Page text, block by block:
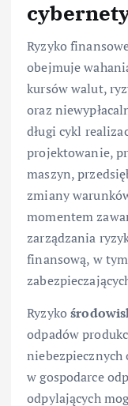
Ryzyko
obejmuje
kursów walut,
oraz
długi cykl
projektowanie,
maszyn,
zmiany
momentem
zarządzania
finansową, w
Ryzyko
odpadów
niebezpiecznych
w gospodarce
odpylających